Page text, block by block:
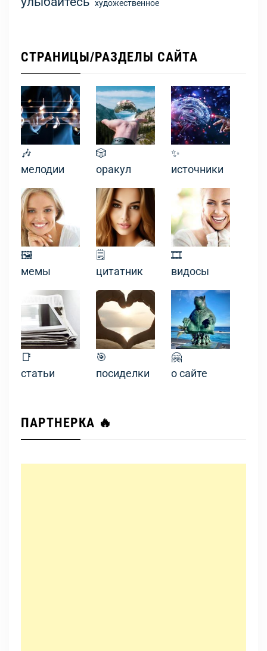
художественное
СТРАНИЦЫ/РАЗДЕЛЫ САЙТА
🎶
мелодии
🎲
оракул
✨
источники
🖼
мемы
🗒
цитатник
🎞
видосы
📑
статьи
🎯
посиделки
🤗
о сайте
ПАРТНЕРКА 🔥